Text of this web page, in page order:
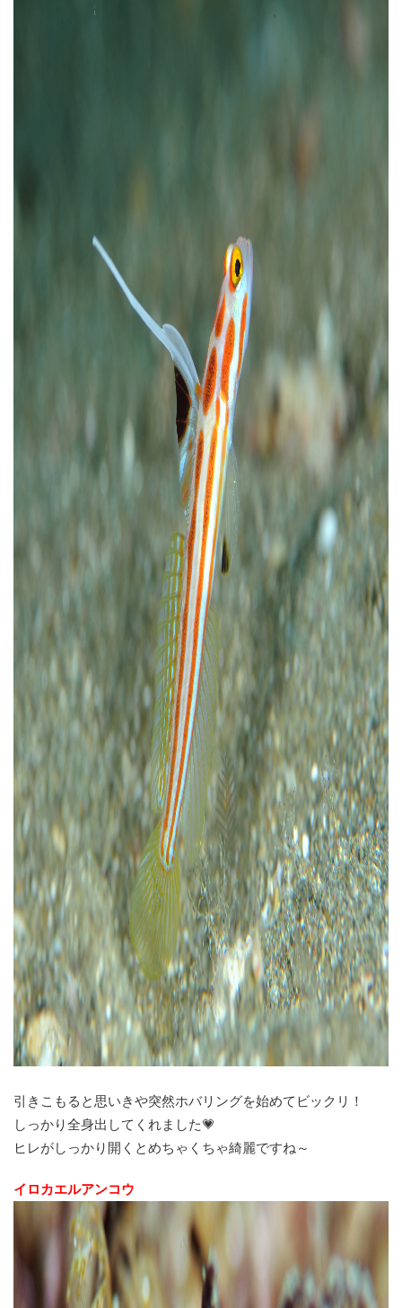
引きこもると思いきや突然ホバリングを始めてビックリ！
しっかり全身出してくれました💗
ヒレがしっかり開くとめちゃくちゃ綺麗ですね～
イロカエルアンコウ